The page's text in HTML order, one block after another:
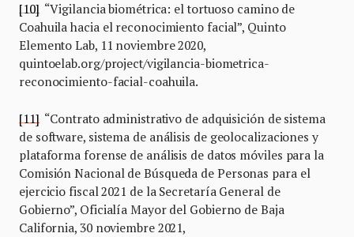
[10]“Vigilancia biométrica: el tortuoso camino de
Coahuila hacia el reconocimiento facial”, Quinto
Elemento Lab, 11 noviembre 2020,
quintoelab.org/project/vigilancia-biometrica-
reconocimiento-facial-coahuila.
[11]“Contrato administrativo de adquisición de sistema
de software, sistema de análisis de geolocalizaciones y
plataforma forense de análisis de datos móviles para la
Comisión Nacional de Búsqueda de Personas para el
ejercicio fiscal 2021 de la Secretaría General de
Gobierno”, Oficialía Mayor del Gobierno de Baja
California, 30 noviembre 2021,